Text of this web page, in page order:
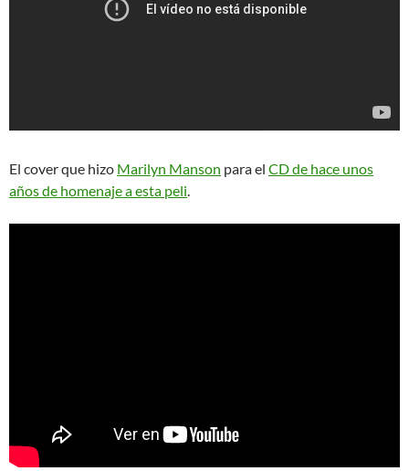
El cover que hizo Marilyn Manson para el CD de hace unos
años de homenaje a esta peli.